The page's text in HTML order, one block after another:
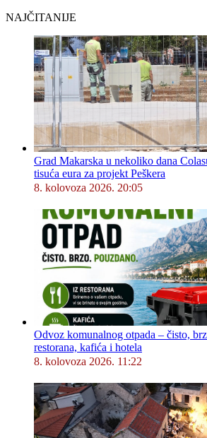
NAJČITANIJE
Grad Makarska u nekoliko dana
tisuća eura za projekt Peškera
8. kolovoza 2026. 20:05
Odvoz komunalnog otpada – čisto,
restorana, kafića i hotela
8. kolovoza 2026. 11:22